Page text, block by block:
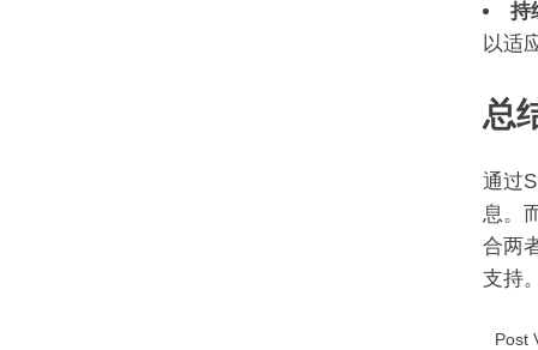
持
以适
总
通过
息。
合两
支持
Post